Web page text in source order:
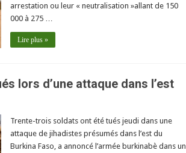
arrestation ou leur « neutralisation »allant de 150
000 à 275 …
Lire plus »
lors d’une attaque dans l’est
Trente-trois soldats ont été tués jeudi dans une
attaque de jihadistes présumés dans l’est du
Burkina Faso, a annoncé l’armée burkinabè dans un